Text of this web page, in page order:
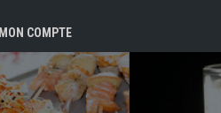
MON COMPTE